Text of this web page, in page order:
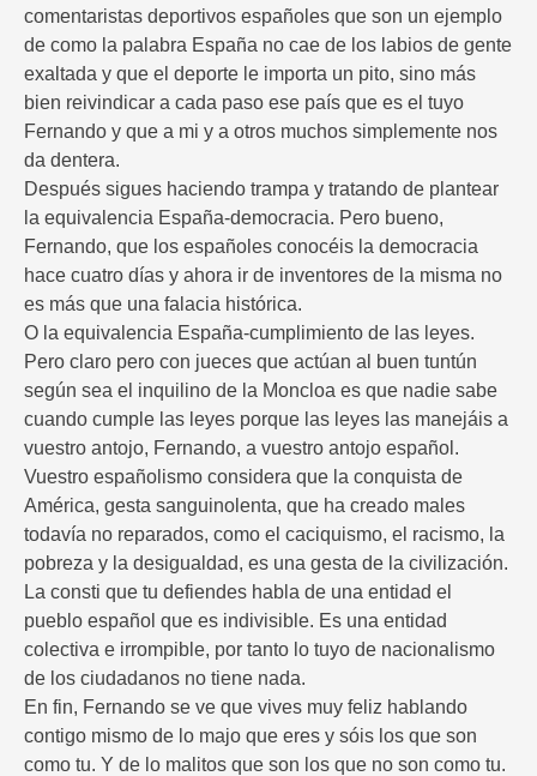
comentaristas deportivos españoles que son un ejemplo
de como la palabra España no cae de los labios de gente
exaltada y que el deporte le importa un pito, sino más
bien reivindicar a cada paso ese país que es el tuyo
Fernando y que a mi y a otros muchos simplemente nos
da dentera.
Después sigues haciendo trampa y tratando de plantear
la equivalencia España-democracia. Pero bueno,
Fernando, que los españoles conocéis la democracia
hace cuatro días y ahora ir de inventores de la misma no
es más que una falacia histórica.
O la equivalencia España-cumplimiento de las leyes.
Pero claro pero con jueces que actúan al buen tuntún
según sea el inquilino de la Moncloa es que nadie sabe
cuando cumple las leyes porque las leyes las manejáis a
vuestro antojo, Fernando, a vuestro antojo español.
Vuestro españolismo considera que la conquista de
América, gesta sanguinolenta, que ha creado males
todavía no reparados, como el caciquismo, el racismo, la
pobreza y la desigualdad, es una gesta de la civilización.
La consti que tu defiendes habla de una entidad el
pueblo español que es indivisible. Es una entidad
colectiva e irrompible, por tanto lo tuyo de nacionalismo
de los ciudadanos no tiene nada.
En fin, Fernando se ve que vives muy feliz hablando
contigo mismo de lo majo que eres y sóis los que son
como tu. Y de lo malitos que son los que no son como tu.